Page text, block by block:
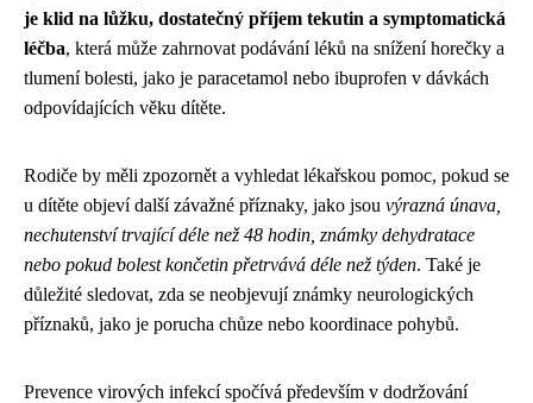
je klid na lůžku, dostatečný příjem tekutin a symptomatická
léčba, která může zahrnovat podávání léků na snížení horečky a
tlumení bolesti, jako je paracetamol nebo ibuprofen v dávkách
odpovídajících věku dítěte.
Rodiče by měli zpozornět a vyhledat lékařskou pomoc, pokud se
u dítěte objeví další závažné příznaky, jako jsou výrazná únava,
nechutenství trvající déle než 48 hodin, známky dehydratace
nebo pokud bolest končetin přetrvává déle než týden. Také je
důležité sledovat, zda se neobjevují známky neurologických
příznaků, jako je porucha chůze nebo koordinace pohybů.
Prevence virových infekcí spočívá především v dodržování